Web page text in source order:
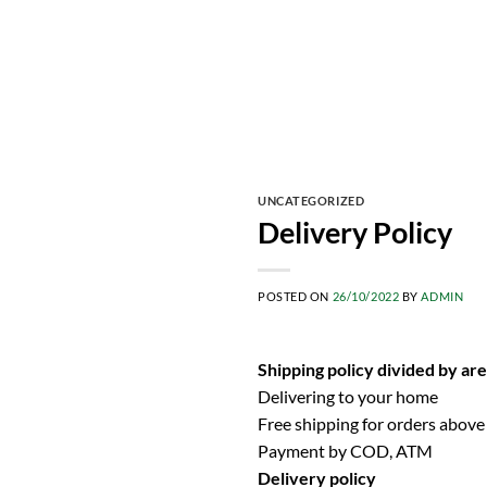
UNCATEGORIZED
Delivery Policy
POSTED ON 26/10/2022 BY ADMIN
Shipping policy divided by
Delivering to your home
Free shipping for orders
Payment by COD, ATM
Delivery policy